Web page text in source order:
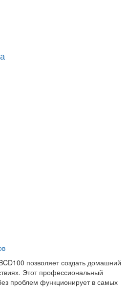
позволяет создать домашний
Этот профессиональный
проблем функционирует в самых